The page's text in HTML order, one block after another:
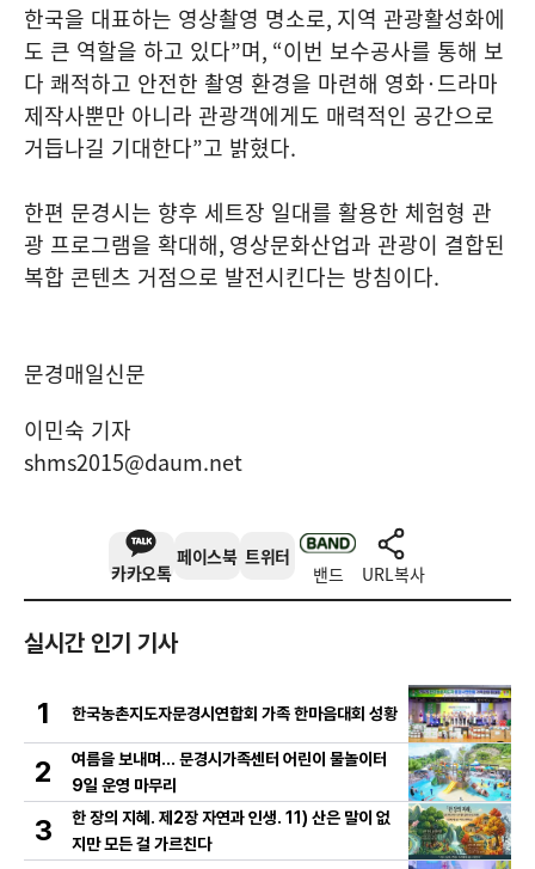
한국을 대표하는 영상촬영 명소로, 지역 관광활성화에
도 큰 역할을 하고 있다”며, “이번 보수공사를 통해 보
다 쾌적하고 안전한 촬영 환경을 마련해 영화·드라마
제작사뿐만 아니라 관광객에게도 매력적인 공간으로
거듭나길 기대한다”고 밝혔다.
한편 문경시는 향후 세트장 일대를 활용한 체험형 관
광 프로그램을 확대해, 영상문화산업과 관광이 결합된
복합 콘텐츠 거점으로 발전시킨다는 방침이다.
문경매일신문
이민숙 기자
shms2015@daum.net
카카오톡
페이스북 트위터
밴드 URL복사
실시간 인기 기사
1 한국농촌지도자문경시연합회 가족 한마음대회 성황
2
여름을 보내며… 문경시가족센터 어린이 물놀이터
9일 운영 마무리
3
한 장의 지혜. 제2장 자연과 인생. 11) 산은 말이 없
지만 모든 걸 가르친다